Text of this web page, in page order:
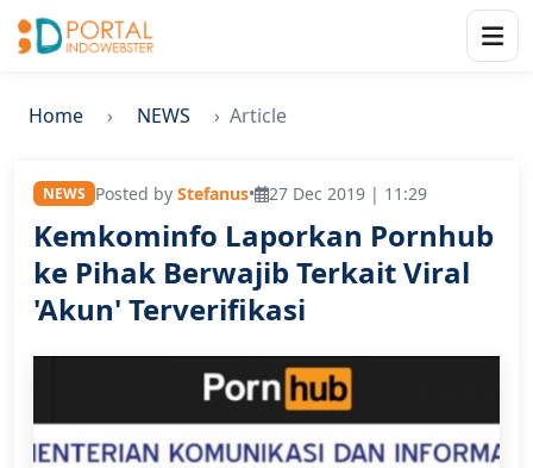
Home NEWS Article
NEWS Posted by Stefanus• 27 Dec 2019 | 11:29
Kemkominfo Laporkan Pornhub
ke Pihak Berwajib Terkait Viral
'Akun' Terverifikasi